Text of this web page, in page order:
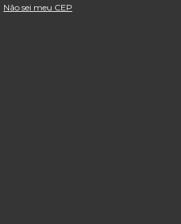
Não sei meu CEP